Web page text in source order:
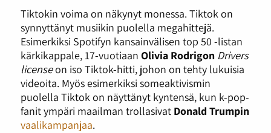
Tiktokin voima on näkynyt monessa. Tiktok on
synnyttänyt musiikin puolella megahittejä.
Esimerkiksi Spotifyn kansainvälisen top 50 -listan
kärkikappale, 17-vuotiaan Olivia Rodrigon Drivers
licenseon iso Tiktok-hitti, johon on tehty lukuisia
videoita. Myös esimerkiksi someaktivismin
puolella Tiktok on näyttänyt kyntensä, kun k-pop-
fanit ympäri maailman trollasivat Donald Trumpin
vaalikampanjaa.